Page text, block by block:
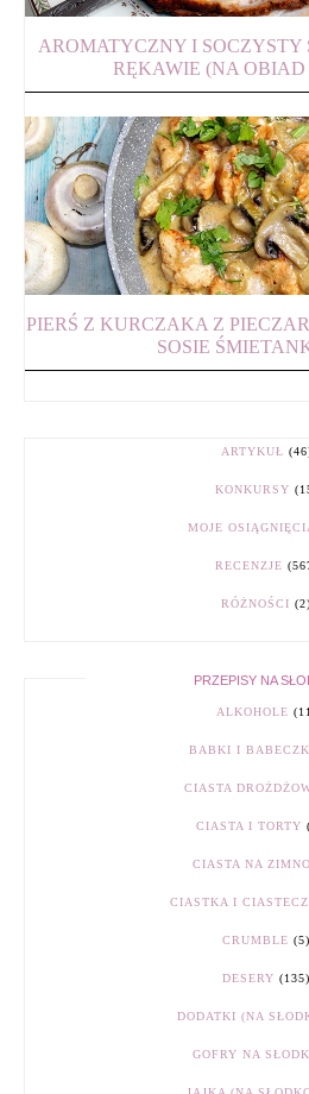
AROMATYCZNY I SOCZYSTY
RĘKAWIE (NA
PIERŚ Z KURCZAKA Z
SOSIE
ARTYKUŁ
KONKURSY
MOJE
RECENZJE
RÓŻNOŚCI (2)
PRZEPISY NA
ALKOHOLE
BABKI I
CIASTA
CIASTA I TORTY
CIASTA NA ZIMNO
CIASTKA I
CRUMBLE (5)
DESERY (135)
DODATKI (NA
GOFRY NA